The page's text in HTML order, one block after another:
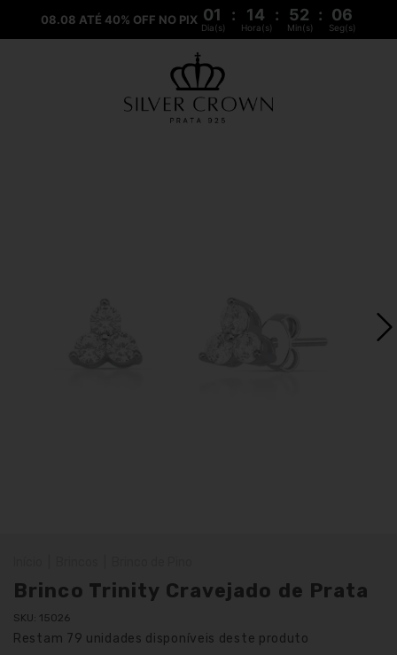
08.08 ATÉ 40% OFF NO PIX 01 : 14 : 52 : 05
Dia(s) Hora(s) Min(s) Seg(s)
Brinco Trinity Cravejado de Prata
SKU: 15026
Restam 79 unidades disponíveis deste produto